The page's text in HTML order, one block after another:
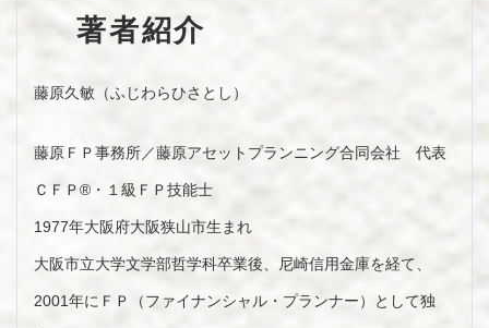
著者紹介
藤原久敏（ふじわらひさとし）
藤原ＦＰ事務所／藤原アセットプランニング合同会社 代表
ＣＦＰ®・１級ＦＰ技能士
1977年大阪府大阪狭山市生まれ
大阪市立大学文学部哲学科卒業後、尼崎信用金庫を経て、
2001年にＦＰ（ファイナンシャル・プランナー）として独